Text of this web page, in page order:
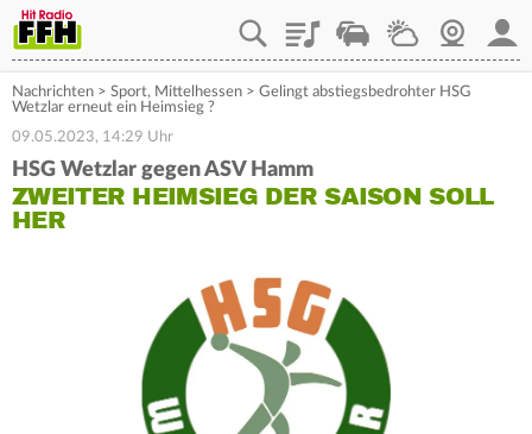
PlaylistStaupilotWetterWebcam
Nachrichten > Sport, Mittelhessen > Gelingt abstiegsbedrohter HSG
Wetzlar erneut ein Heimsieg ?
09.05.2023, 14:29 Uhr
HSG Wetzlar gegen ASV Hamm
ZWEITER HEIMSIEG DER SAISON SOLL
HER